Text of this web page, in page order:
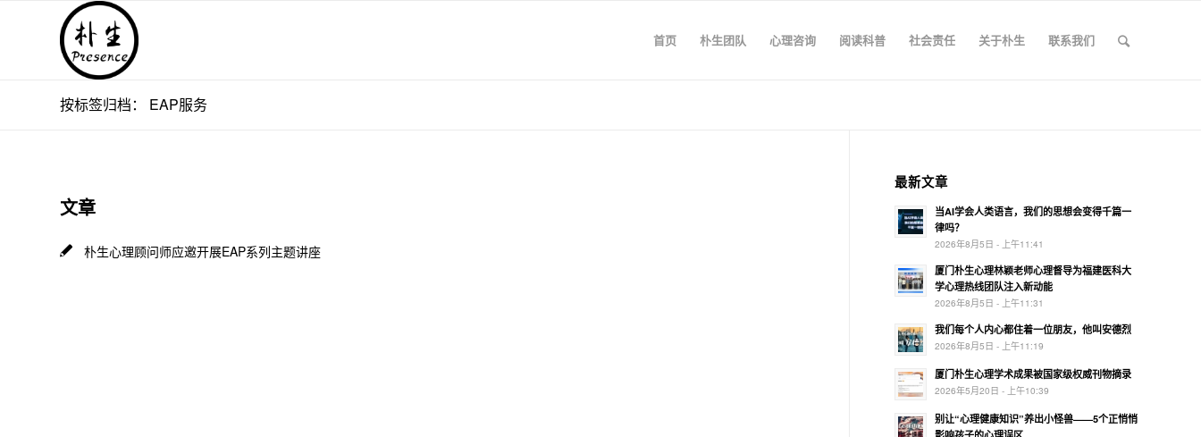
首页 朴生团队 心理咨询 阅读科普 社会责任 关于朴生 联系我们
按标签归档： EAP服务
文章
朴生心理顾问师应邀开展EAP系列主题讲座
最新文章
当AI学会人类语言，我们的思想会变得千篇一
律吗？
2026年8月5日 - 上午11:41
厦门朴生心理林颖老师心理督导为福建医科大
学心理热线团队注入新动能
2026年8月5日 - 上午11:31
我们每个人内心都住着一位朋友，他叫安德烈
2026年8月5日 - 上午11:19
厦门朴生心理学术成果被国家级权威刊物摘录
2026年5月20日 - 上午10:39
别让“心理健康知识”养出小怪兽——5个正悄悄